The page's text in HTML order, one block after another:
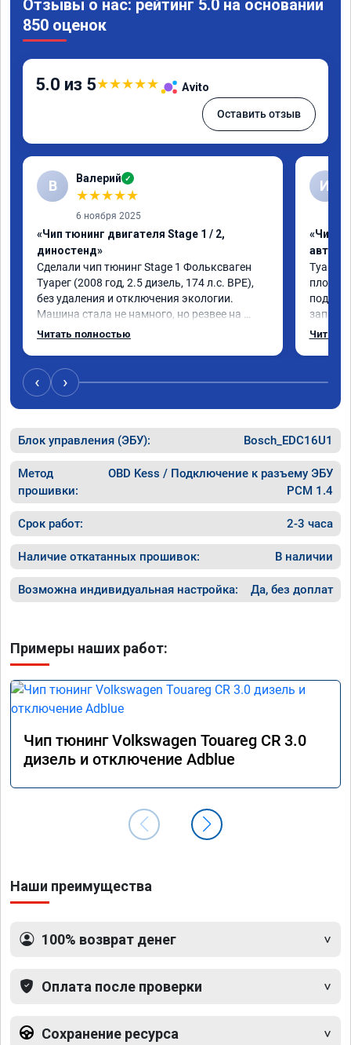
Отзывы о нас: рейтинг 5.0 на основании
850 оценок
5.0 из 5★★★★★ Avito
Оставить отзыв
В Валерий ✓
★★★★★
6 ноября 2025
«Чип тюнинг двигателя Stage 1 / 2,
диностенд»
Сделали чип тюнинг Stage 1 Фольксваген
Туарег (2008 год, 2.5 дизель, 174 л.с. BPE),
без удаления и отключения экологии.
Машина стала не намного, но резвее на
низких оборотах и на скорости после 100
акселератора сократился.
Расход топлива не увеличился.
Получил что хотел. Рекомендую.
Читать полностью
И
«Чип
Туарег
плохо
работы
Читать
‹ ›
Блок управления (ЭБУ): Bosch_EDC16U1
Метод
прошивки:
OBD Kess / Подключение к разъему ЭБУ
PCM 1.4
Срок работ: 2-3 часа
Наличие откатанных прошивок: В наличии
Возможна индивидуальная настройка: Да, без доплат
Примеры наших работ:
Чип тюнинг Volkswagen Touareg CR 3.0
дизель и отключение Adblue
Наши преимущества
100% возврат денег
Оплата после проверки
Сохранение ресурса